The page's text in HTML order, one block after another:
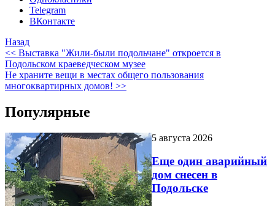
Telegram
ВКонтакте
Назад
<< Выставка "Жили-были подольчане" откроется в
Подольском краеведческом музее
Не храните вещи в местах общего пользования
многоквартирных домов! >>
Популярные
5 августа 2026
Еще один аварийный
дом снесен в
Подольске